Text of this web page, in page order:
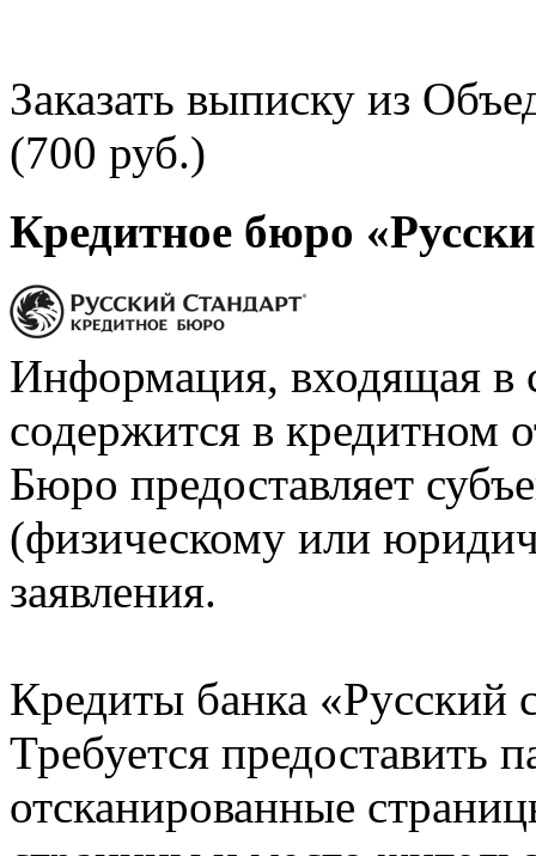
Заказать выписку из
(700 руб.)
Кредитное бюро
Информация, входящая в
содержится в кредитном
Бюро предоставляет
(физическому или
заявления.
Кредиты банка «Русский
Требуется предоставить
отсканированные